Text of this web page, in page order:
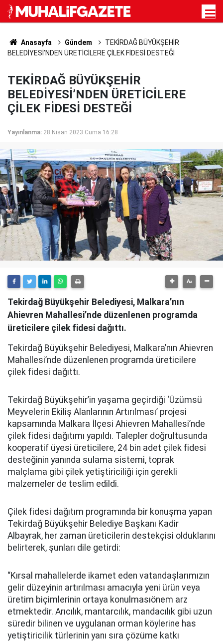
Anasayfa Gündem
TEKİRDAĞ BÜYÜKŞEHİR
BELEDİYESİ’NDEN ÜRETİCİLERE ÇİLEK FİDESİ DESTEĞİ
TEKİRDAĞ BÜYÜKŞEHİR
BELEDİYESİ’NDEN ÜRETİCİLERE
ÇİLEK FİDESİ DESTEĞİ
Yayınlanma: 28 Nisan 2023 Cuma 16:28
Tekirdağ Büyükşehir Belediyesi, Malkara’nın
Ahievren Mahallesi’nde düzenlenen programda
üreticilere çilek fidesi dağıttı.
Tekirdağ Büyükşehir Belediyesi, Malkara’nın Ahievren
Mahallesi’nde düzenlenen programda üreticilere
çilek fidesi dağıttı.
Tekirdağ Büyükşehir’in yaşama geçirdiği ‘Üzümsü
Meyvelerin Ekiliş Alanlarının Artırılması’ projesi
kapsamında Malkara İlçesi Ahievren Mahallesi’nde
çilek fidesi dağıtımı yapıldı. Talepler doğrultusunda
kooperatif üyesi üreticilere, 24 bin adet çilek fidesi
desteğinin yanında sulama sistemi, toprak
malçlama gibi çilek yetiştiriciliği için gerekli
malzemeler de teslim edildi.
Çilek fidesi dağıtım programında bir konuşma yapan
Tekirdağ Büyükşehir Belediye Başkanı Kadir
Albayrak, her zaman üreticilerin destekçisi olduklarını
belirterek, şunları dile getirdi:
“Kırsal mahallelerde ikamet eden vatandaşlarımızın
gelir düzeyinin artırılması amacıyla yeni ürün veya
üretim biçimlerinin ortaya konulmasıönem arz
etmektedir. Arıcılık, mantarcılık, mandacılık gibi uzun
süredir bilinen ve uygulanan orman köylerine has
yetiştiricilik türlerinin yanı sıra çözüme katkı